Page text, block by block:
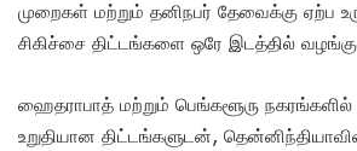
முறைகள் மற்றும் தனிநபர் தேவைக்கு ஏற்ப
சிகிச்சை திட்டங்களை ஒரே இடத்தில்
ஹைதராபாத் மற்றும் பெங்களூரு நகரங்களில்
உறுதியான திட்டங்களுடன்,